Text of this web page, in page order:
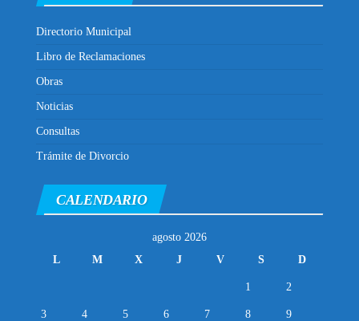
Directorio Municipal
Libro de Reclamaciones
Obras
Noticias
Consultas
Trámite de Divorcio
CALENDARIO
agosto 2026
L
M X J V S D
1 2
3 4 5 6 7 8 9